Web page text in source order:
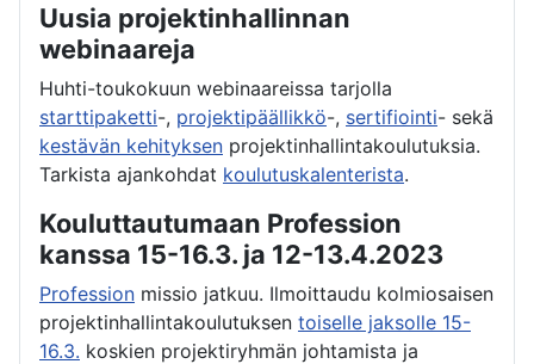
Uusia projektinhallinnan
webinaareja
Huhti-toukokuun webinaareissa tarjolla
starttipaketti-, projektipäällikkö-, sertifiointi- sekä
kestävän kehityksen projektinhallintakoulutuksia.
Tarkista ajankohdat koulutuskalenterista.
Kouluttautumaan Profession
kanssa 15-16.3. ja 12-13.4.2023
Profession missio jatkuu. Ilmoittaudu kolmiosaisen
projektinhallintakoulutuksen toiselle jaksolle 15-
16.3. koskien projektiryhmän johtamista ja